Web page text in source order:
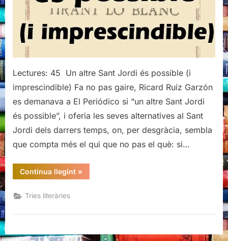
Lectures: 45 Un altre Sant Jordi és possible (i
imprescindible) Fa no pas gaire, Ricard Ruiz Garzón
es demanava a El Periódico si “un altre Sant Jordi
és possible”, i oferia les seves alternatives al Sant
Jordi dels darrers temps, on, per desgràcia, sembla
que compta més el qui que no pas el què: si…
Continua llegint“Tria
per
»
Tries literàries